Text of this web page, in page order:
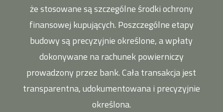
że stosowane są szczególne środki ochrony
finansowej kupujących. Poszczególne etapy
budowy są precyzyjnie określone, a wpłaty
dokonywane na rachunek powierniczy
prowadzony przez bank. Cała transakcja jest
transparentna, udokumentowana i precyzyjnie
określona.